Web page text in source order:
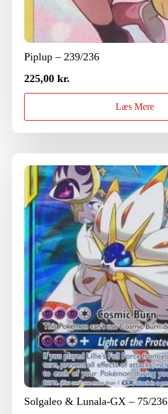
Piplup – 239/236
225,00 kr.
Læs Mere
Solgaleo & Lunala-GX – 75/236